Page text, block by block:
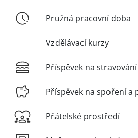
Pružná pracovní doba
Vzdělávací kurzy
Příspěvek na stravování
Příspěvek na spoření a
Přátelské prostředí